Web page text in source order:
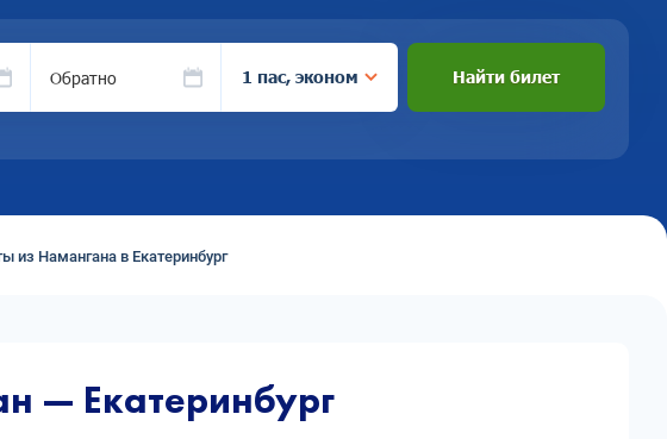
Обратно 1 пас, эконом Найти билет
из Намангана в Екатеринбург
— Екатеринбург